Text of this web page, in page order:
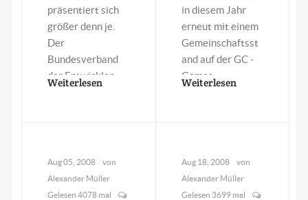
präsentiert sich
größer denn je.
Der
Bundesverband
der Entwickler
Stand…
Weiterlesen
in diesem Jahr
erneut mit einem
Gemeinschaftsst
and auf der GC -
Games
Weiterlesen
Aug 05, 2008
von
Alexander Müller
Gelesen 4078 mal
Aug 18, 2008
von
Alexander Müller
Gelesen 3699 mal